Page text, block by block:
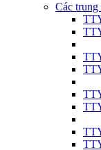
Các trung